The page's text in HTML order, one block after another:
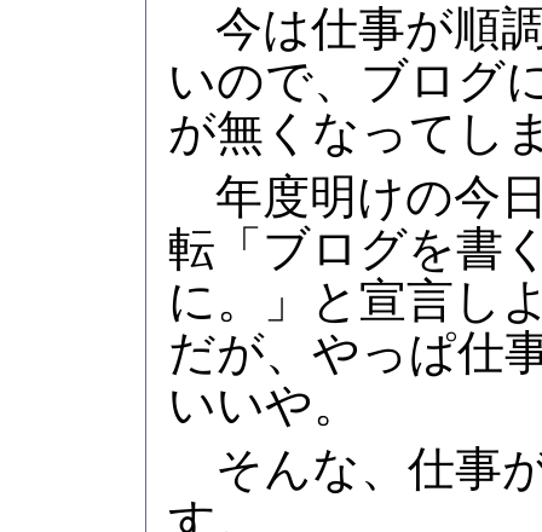
今は仕事が順
いので、ブログ
が無くなってし
年度明けの今
転「ブログを書
に。」と宣言し
だが、やっぱ仕
いいや。
そんな、仕事
す。